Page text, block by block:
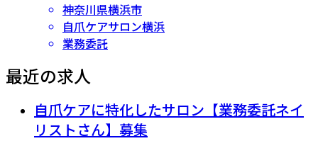
神奈川県横浜市
自爪ケアサロン横浜
業務委託
最近の求人
自爪ケアに特化したサロン【業務委託ネイ
リストさん】募集